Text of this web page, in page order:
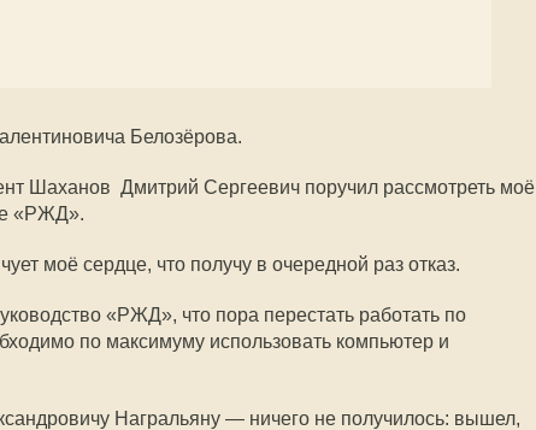
Белозёрова.
Шаханов Дмитрий Сергеевич поручил рассмотреть моё
«РЖД».
моё сердце, что получу в очередной раз отказ.
«РЖД», что пора перестать работать по
по максимуму использовать компьютер и
Награльяну — ничего не получилось: вышел,